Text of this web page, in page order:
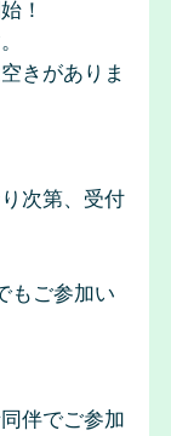
ありま
、受付
参加い
伴でご参加